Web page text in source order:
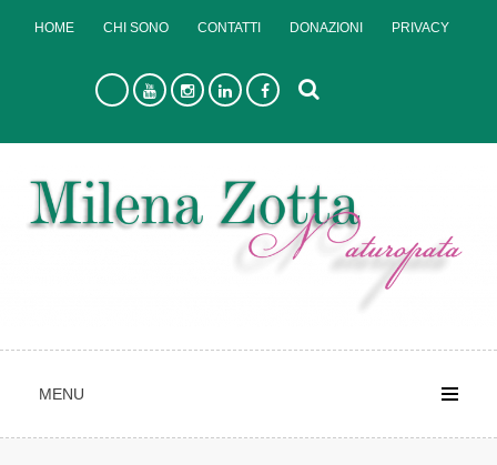
HOME CHI SONO CONTATTI DONAZIONI PRIVACY
MENU